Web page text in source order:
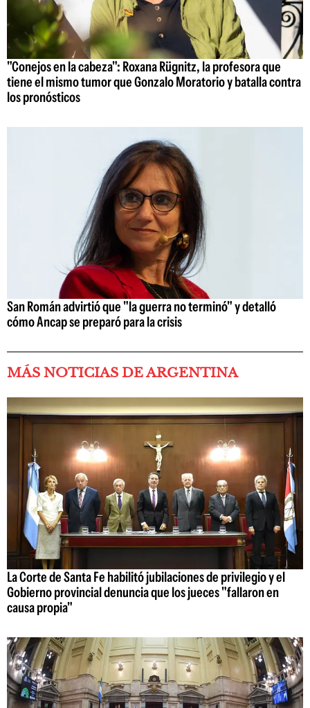
"Conejos en la cabeza": Roxana Rügnitz, la profesora que
tiene el mismo tumor que Gonzalo Moratorio y batalla contra
los pronósticos
San Román advirtió que "la guerra no terminó" y detalló
cómo Ancap se preparó para la crisis
MÁS NOTICIAS DE ARGENTINA
La Corte de Santa Fe habilitó jubilaciones de privilegio y el
Gobierno provincial denuncia que los jueces "fallaron en
causa propia"